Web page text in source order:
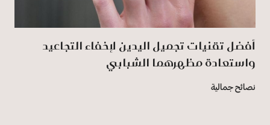
أفضل تقنيات تجميل اليدين لإخفاء التجاعيد
واستعادة مظهرهما الشبابي
نصائح جمالية